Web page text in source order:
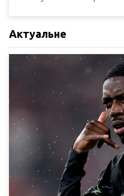
Актуальне